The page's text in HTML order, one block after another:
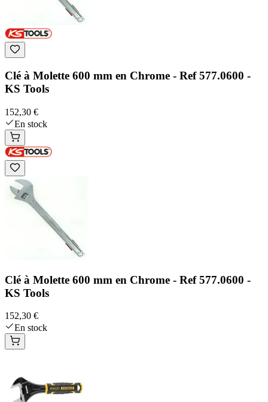
Clé à Molette 600 mm en Chrome - Ref 577.0600 -
KS Tools
152,30 €
En stock
Clé à Molette 600 mm en Chrome - Ref 577.0600 -
KS Tools
152,30 €
En stock